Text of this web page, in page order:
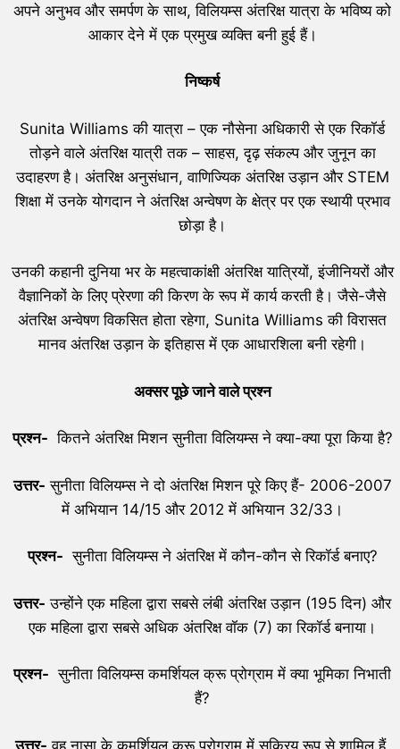
अपने अनुभव और समर्पण के साथ, विलियम्स अंतरिक्ष यात्रा के भविष्य को
आकार देने में एक प्रमुख व्यक्ति बनी हुई हैं।
निष्कर्ष
Sunita Williams की यात्रा – एक नौसेना अधिकारी से एक रिकॉर्ड
तोड़ने वाले अंतरिक्ष यात्री तक – साहस, दृढ़ संकल्प और जुनून का
उदाहरण है। अंतरिक्ष अनुसंधान, वाणिज्यिक अंतरिक्ष उड़ान और STEM
शिक्षा में उनके योगदान ने अंतरिक्ष अन्वेषण के क्षेत्र पर एक स्थायी प्रभाव
छोड़ा है।
उनकी कहानी दुनिया भर के महत्वाकांक्षी अंतरिक्ष यात्रियों, इंजीनियरों और
वैज्ञानिकों के लिए प्रेरणा की किरण के रूप में कार्य करती है। जैसे-जैसे
अंतरिक्ष अन्वेषण विकसित होता रहेगा, Sunita Williams की विरासत
मानव अंतरिक्ष उड़ान के इतिहास में एक आधारशिला बनी रहेगी।
अक्सर पूछे जाने वाले प्रश्न
प्रश्न- कितने अंतरिक्ष मिशन सुनीता विलियम्स ने क्या-क्या पूरा किया है?
उत्तर- सुनीता विलियम्स ने दो अंतरिक्ष मिशन पूरे किए हैं- 2006-2007
में अभियान 14/15 और 2012 में अभियान 32/33।
प्रश्न- सुनीता विलियम्स ने अंतरिक्ष में कौन-कौन से रिकॉर्ड बनाए?
उत्तर- उन्होंने एक महिला द्वारा सबसे लंबी अंतरिक्ष उड़ान (195 दिन) और
एक महिला द्वारा सबसे अधिक अंतरिक्ष वॉक (7) का रिकॉर्ड बनाया।
प्रश्न- सुनीता विलियम्स कमर्शियल क्रू प्रोग्राम में क्या भूमिका निभाती
हैं?
उत्तर- वह नासा के कमर्शियल क्रू प्रोग्राम में सक्रिय रूप से शामिल हैं,